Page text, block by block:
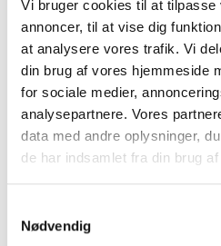
Vi bruger cookies til at tilpasse
annoncer, til at vise dig
at analysere vores trafik. Vi
din brug af vores hjemmeside
for sociale medier,
analysepartnere. Vores
data med andre oplysninger,
de har indsamlet fra din brug
Nødvendig
3 stk. i billedstørrelse 10x15
5 stk. i billedstørrelse
5 stk. i billedstørrelse 9x12
18x46 cm:
4 stk. i billedstørrelse 10x15
4 stk. i billedstørrelse 9x12
18x35 cm: